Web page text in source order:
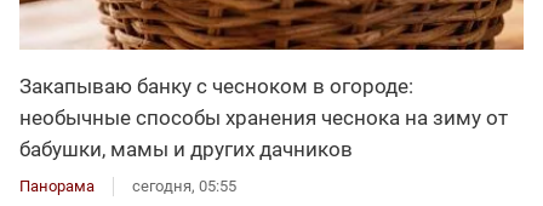
Закапываю банку с чесноком в огороде:
необычные способы хранения чеснока на зиму от
бабушки, мамы и других дачников
Панорама сегодня, 05:55